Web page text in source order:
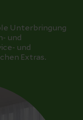
Unterbringung
und
und
Extras.